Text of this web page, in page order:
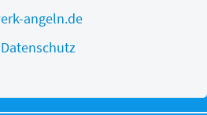
angeln.de
Datenschutz